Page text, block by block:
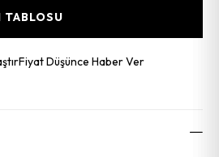
TABLOSU
Fiyat Düşünce Haber Ver